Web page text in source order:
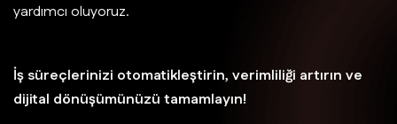
yardımcı oluyoruz.
İş süreçlerinizi otomatikleştirin, verimliliği artırın ve
dijital dönüşümünüzü tamamlayın!